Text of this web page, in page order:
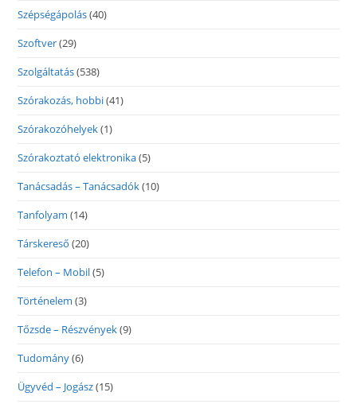
Szépségápolás(40)
Szoftver(29)
Szolgáltatás(538)
Szórakozás, hobbi(41)
Szórakozóhelyek(1)
Szórakoztató elektronika(5)
Tanácsadás – Tanácsadók(10)
Tanfolyam (14)
Társkereső (20)
Telefon – Mobil(5)
Történelem (3)
Tőzsde – Részvények(9)
Tudomány(6)
Ügyvéd – Jogász(15)